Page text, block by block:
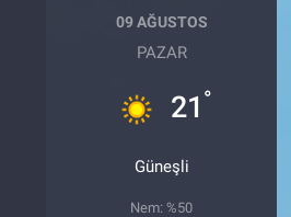
09 AĞUSTOS
PAZAR
21 °
Güneşli
Nem: %50